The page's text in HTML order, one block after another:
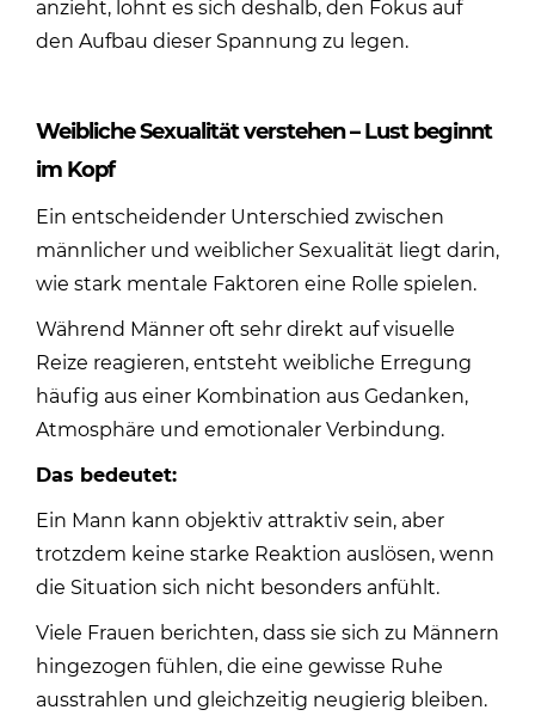
anzieht, lohnt es sich deshalb, den Fokus auf
den Aufbau dieser Spannung zu legen.
Weibliche Sexualität verstehen – Lust beginnt
im Kopf
Ein entscheidender Unterschied zwischen
männlicher und weiblicher Sexualität liegt darin,
wie stark mentale Faktoren eine Rolle spielen.
Während Männer oft sehr direkt auf visuelle
Reize reagieren, entsteht weibliche Erregung
häufig aus einer Kombination aus Gedanken,
Atmosphäre und emotionaler Verbindung.
Das bedeutet:
Ein Mann kann objektiv attraktiv sein, aber
trotzdem keine starke Reaktion auslösen, wenn
die Situation sich nicht besonders anfühlt.
Viele Frauen berichten, dass sie sich zu Männern
hingezogen fühlen, die eine gewisse Ruhe
ausstrahlen und gleichzeitig neugierig bleiben.